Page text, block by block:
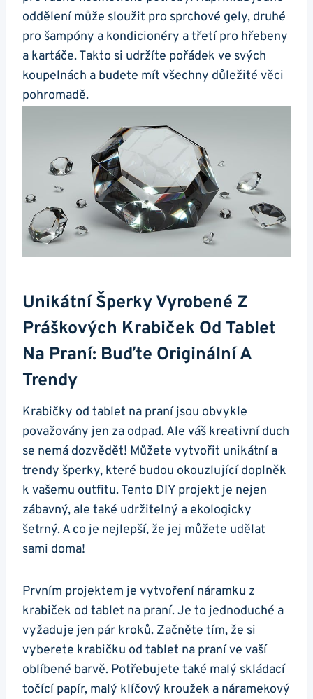
oddělení může sloužit ⁢pro sprchové⁣ gely, druhé
pro šampóny a kondicionéry ​a třetí pro hřebeny
a kartáče. Takto si udržíte pořádek ve svých
koupelnách a⁢ budete ⁢mít všechny důležité věci
pohromadě.
Unikátní Šperky Vyrobené Z
Práškových Krabiček Od Tablet
Na Praní: Buďte Originální A
Trendy
Krabičky od tablet na praní jsou obvykle
považovány jen za odpad. Ale váš kreativní duch
se nemá dozvědět! ‌Můžete vytvořit unikátní a
trendy⁤ šperky, které budou ⁢okouzlující doplněk
k vašemu outfitu. Tento DIY projekt je nejen ​
zábavný, ale také‍ udržitelný a‌ ekologicky
šetrný. A co je nejlepší, že jej můžete udělat
sami doma!
Prvním projektem‍ je vytvoření náramku ⁢z
krabiček od tablet na praní. Je to jednoduché a
vyžaduje ⁤jen pár kroků. Začněte tím, ⁣že si
vyberete krabičku od ‌tablet na praní⁢ ve vaší
oblíbené⁣ barvě. Potřebujete také malý skládací
točící papír, malý klíčový kroužek a⁢ náramekový